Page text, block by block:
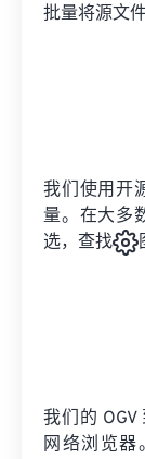
批量将源文
我们使用开
量。在大多
选，查找
我们的
网络浏览